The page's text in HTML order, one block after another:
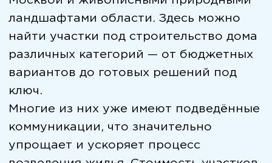
Симферопольском шоссе — значит
обеспечить себе комфортное
проживание за городом с сохранением
близости к столице.